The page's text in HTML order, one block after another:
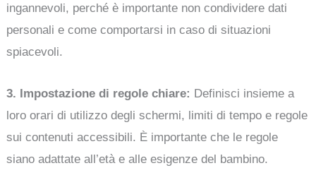
ingannevoli, perché è importante non condividere dati
personali e come comportarsi in caso di situazioni
spiacevoli.
3. Impostazione di regole chiare: Definisci insieme a
loro orari di utilizzo degli schermi, limiti di tempo e regole
sui contenuti accessibili. È importante che le regole
siano adattate all’età e alle esigenze del bambino.